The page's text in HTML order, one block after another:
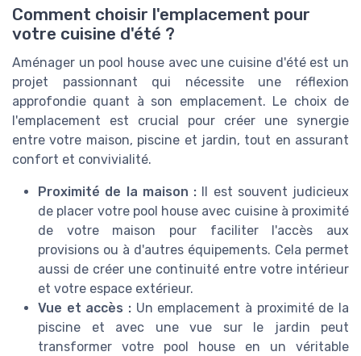
Comment choisir l'emplacement pour
votre cuisine d'été ?
Aménager un pool house avec une cuisine d'été est un
projet passionnant qui nécessite une réflexion
approfondie quant à son emplacement. Le choix de
l'emplacement est crucial pour créer une synergie
entre votre maison, piscine et jardin, tout en assurant
confort et convivialité.
Proximité de la maison : Il est souvent judicieux
de placer votre pool house avec cuisine à proximité
de votre maison pour faciliter l'accès aux
provisions ou à d'autres équipements. Cela permet
aussi de créer une continuité entre votre intérieur
et votre espace extérieur.
Vue et accès : Un emplacement à proximité de la
piscine et avec une vue sur le jardin peut
transformer votre pool house en un véritable